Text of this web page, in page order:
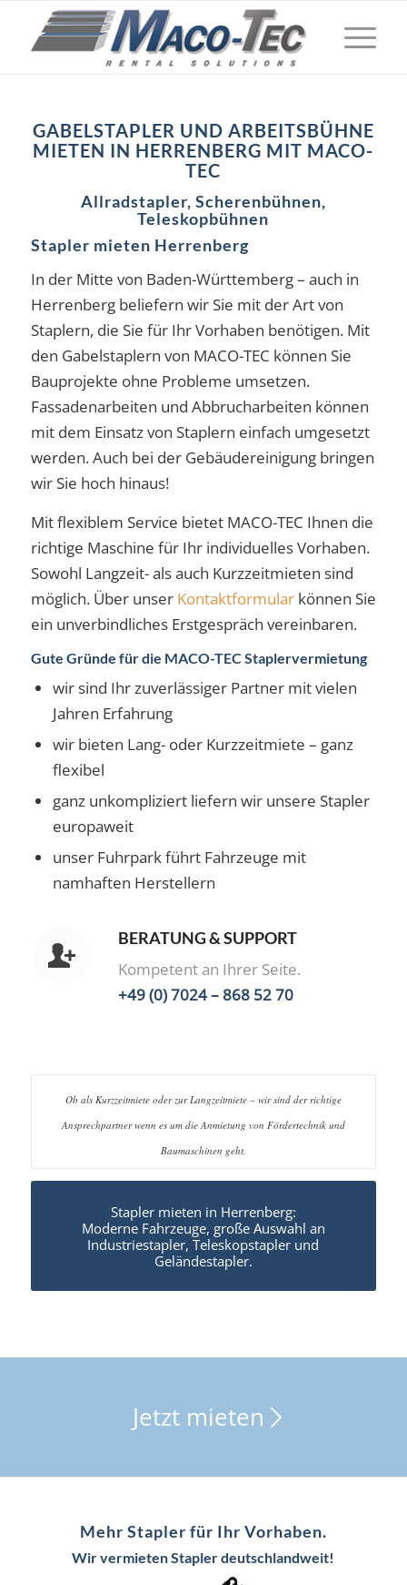
GABELSTAPLER UND ARBEITSBÜHNE
MIETEN IN HERRENBERG MIT MACO-
TEC
Allradstapler, Scherenbühnen,
Teleskopbühnen
Stapler mieten Herrenberg
In der Mitte von Baden-Württemberg – auch in
Herrenberg beliefern wir Sie mit der Art von
Staplern, die Sie für Ihr Vorhaben benötigen. Mit
den Gabelstaplern von MACO-TEC können Sie
Bauprojekte ohne Probleme umsetzen.
Fassadenarbeiten und Abbrucharbeiten können
mit dem Einsatz von Staplern einfach umgesetzt
werden. Auch bei der Gebäudereinigung bringen
wir Sie hoch hinaus!
Mit flexiblem Service bietet MACO-TEC Ihnen die
richtige Maschine für Ihr individuelles Vorhaben.
Sowohl Langzeit- als auch Kurzzeitmieten sind
möglich. Über unser Kontaktformularkönnen Sie
ein unverbindliches Erstgespräch vereinbaren.
Gute Gründe für die MACO-TEC Staplervermietung
wir sind Ihr zuverlässiger Partner mit vielen
Jahren Erfahrung
wir bieten Lang- oder Kurzzeitmiete – ganz
flexibel
ganz unkompliziert liefern wir unsere Stapler
europaweit
unser Fuhrpark führt Fahrzeuge mit
namhaften Herstellern
BERATUNG & SUPPORT
Kompetent an Ihrer Seite.
+49 (0) 7024 – 868 52 70
Ob als Kurzzeitmiete oder zur Langzeitmiete – wir sind der richtige
Ansprechpartner wenn es um die Anmietung von Fördertechnik und
Baumaschinen geht.
Stapler mieten in Herrenberg:
Moderne Fahrzeuge, große Auswahl an
Industriestapler, Teleskopstapler und
Geländestapler.
Jetzt mieten
Mehr Stapler für Ihr Vorhaben.
Wir vermieten Stapler deutschlandweit!